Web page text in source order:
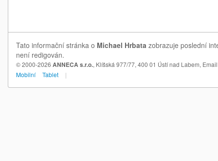
Tato informační stránka o Michael Hrbata zobrazuje poslední
není redigován.
© 2000-2026 ANNECA s.r.o., Klíšská 977/77, 400 01 Ústí nad Labem,
Mobilní
Tablet |